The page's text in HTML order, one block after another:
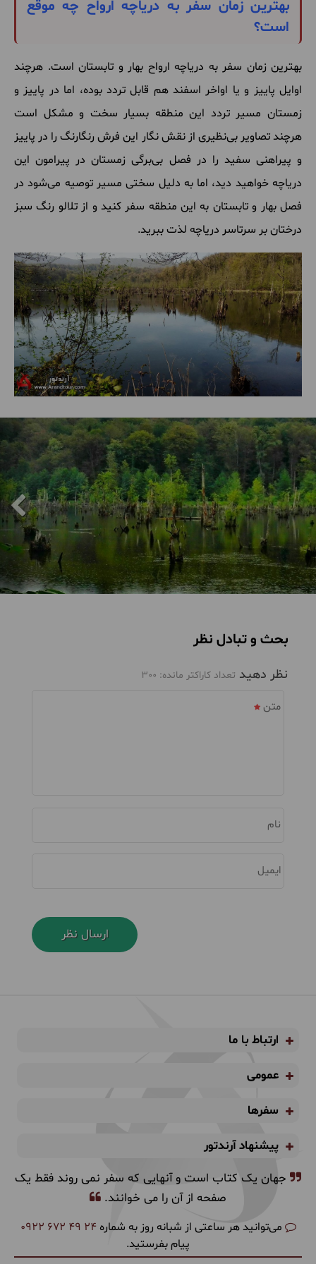
بهترین زمان سفر به دریاچه ارواح چه موقع
است؟
بهترین زمان سفر به دریاچه ارواح بهار و تابستان است. هرچند
اوایل پاییز و یا اواخر اسفند هم قابل تردد بوده، اما در پاییز و
زمستان مسیر تردد این منطقه بسیار سخت و مشکل است
هرچند تصاویر بی‌نظیری از نقش نگار این فرش رنگارنگ را در پاییز
و پیراهنی سفید را در فصل بی‌برگی زمستان در پیرامون این
دریاچه خواهید دید، اما به دلیل سختی مسیر توصیه می‌شود در
فصل بهار و تابستان به این منطقه سفر کنید و از تلالو رنگ سبز
درختان بر سرتاسر دریاچه لذت ببرید.
بحث و تبادل نظر
نظر دهید تعداد کاراکتر مانده: 300
متن
نام
ایمیل
ارتباط با ما
عمومی
سفرها
پیشنهاد آرندتور
جهان یک کتاب است و آنهایی که سفر نمی روند فقط یک
صفحه از آن را می خوانند.
می‌توانید هر ساعتی از شبانه روز به شماره 0922 672 49 24
پیام بفرستید.